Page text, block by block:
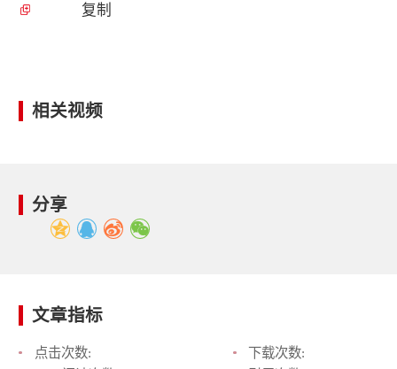
复制
相关视频
分享
文章指标
点击次数:
下载次数: